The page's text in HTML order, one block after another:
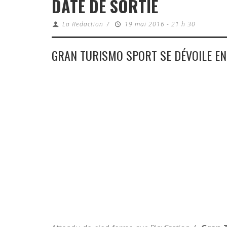
DATE DE SORTIE
La Redaction / 19 mai 2016 - 21 h 30
GRAN TURISMO SPORT SE DÉVOILE